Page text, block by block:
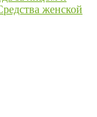
женской